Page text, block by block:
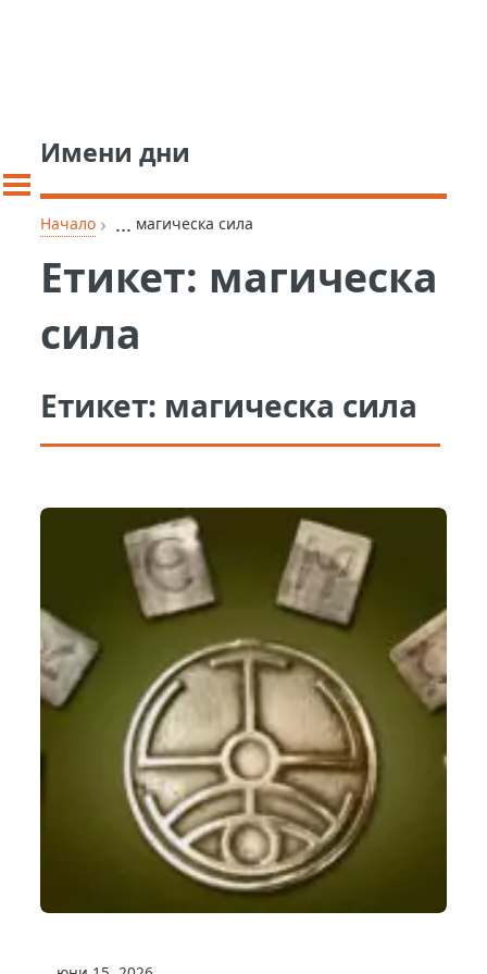
Имени дни
Начало › ... магическа сила
Етикет: магическа
сила
Етикет: магическа сила